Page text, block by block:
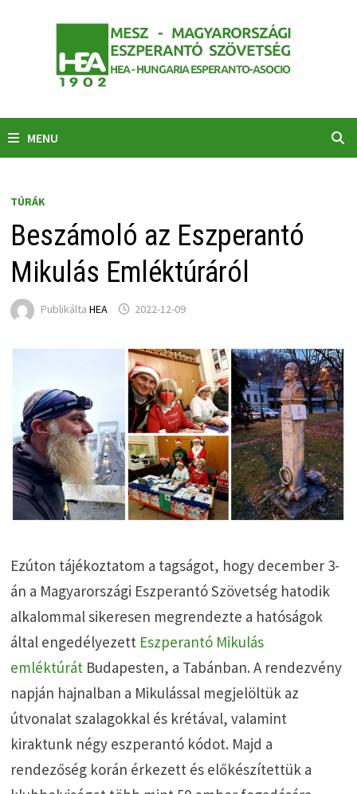
MENU
TÚRÁK
Beszámoló az Eszperantó
Mikulás Emléktúráról
Publikálta HEA 2022-12-09
Ezúton tájékoztatom a tagságot, hogy december 3-
án a Magyarországi Eszperantó Szövetség hatodik
alkalommal sikeresen megrendezte a hatóságok
által engedélyezett Eszperantó Mikulás
emléktúrát Budapesten, a Tabánban. A rendezvény
napján hajnalban a Mikulással megjelöltük az
útvonalat szalagokkal és krétával, valamint
kiraktunk négy eszperantó kódot. Majd a
rendezőség korán érkezett és előkészítettük a